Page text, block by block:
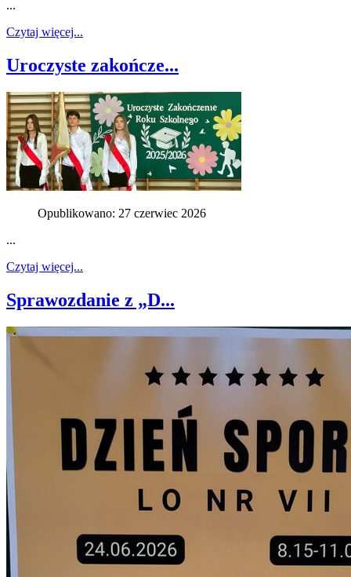
...
Czytaj więcej...
Uroczyste zakończe...
Opublikowano: 27 czerwiec 2026
...
Czytaj więcej...
Sprawozdanie z „D...